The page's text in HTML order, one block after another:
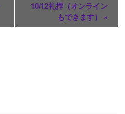
10/12礼拝（オンライン
もできます） »